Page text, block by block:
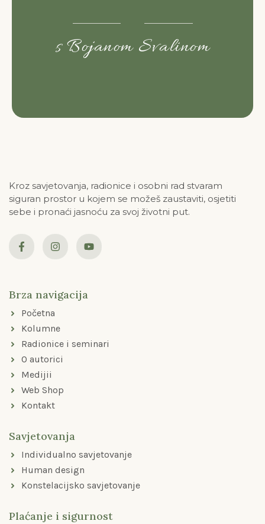
s Bojanom Svalinom
Kroz savjetovanja, radionice i osobni rad stvaram
siguran prostor u kojem se možeš zaustaviti, osjetiti
sebe i pronaći jasnoću za svoj životni put.
a
o
k
-
f
n
g
r
o
Brza navigacija
Početna
Kolumne
Radionice i seminari
O autorici
Medijii
Web Shop
Kontakt
Savjetovanja
Individualno savjetovanje
Human design
Konstelacijsko savjetovanje
Plaćanje i sigurnost